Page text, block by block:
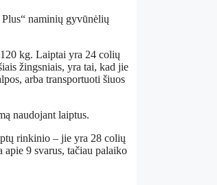
naminių gyvūnėlių
kg. Laiptai yra 24 colių
žingsniais, yra tai, kad jie
arba transportuoti šiuos
naudojant laiptus.
rinkinio – jie yra 28 colių
9 svarus, tačiau palaiko